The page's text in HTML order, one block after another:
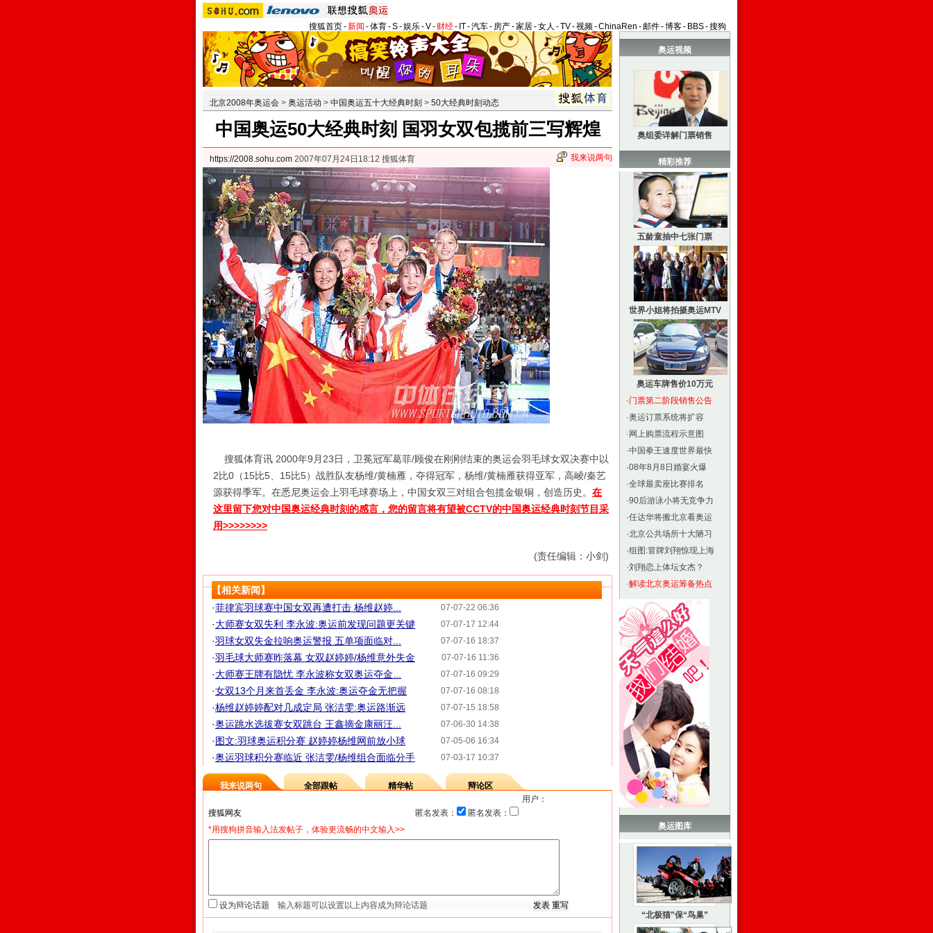
搜狐首页-新闻 -体育-S-娱乐-V- 财经- IT-汽车- 房产-家居-女人 -TV-视频-ChinaRen -邮件-博客- BBS-搜狗
北京2008年奥运会 > 奥运活动 > 中国奥运五十大经典时刻 > 50大经典时刻动态
中国奥运50大经典时刻 国羽女双包揽前三写辉煌
https://2008.sohu.com 2007年07月24日18:12 搜狐体育 我来说两句
搜狐体育讯 2000年9月23日，卫冕冠军葛菲/顾俊在刚刚结束的奥运会羽毛球女双决赛中以
2比0（15比5、15比5）战胜队友杨维/黄楠雁，夺得冠军，杨维/黄楠雁获得亚军，高崚/秦艺
源获得季军。在悉尼奥运会上羽毛球赛场上，中国女双三对组合包揽金银铜，创造历史。 在
这里留下您对中国奥运经典时刻的感言，您的留言将有望被CCTV的中国奥运经典时刻节目采
用>>>>>>>>
(责任编辑：小剑)
【相关新闻】
07-07-22 06:36
·菲律宾羽球赛中国女双再遭打击 杨维赵婷...
07-07-17 12:44
·大师赛女双失利 李永波:奥运前发现问题更关键
07-07-16 18:37
·羽球女双失金拉响奥运警报 五单项面临对...
07-07-16 11:36
·羽毛球大师赛昨落幕 女双赵婷婷/杨维意外失金
07-07-16 09:29
·大师赛王牌有隐忧 李永波称女双奥运夺金...
07-07-16 08:18
·女双13个月来首丢金 李永波:奥运夺金无把握
07-07-15 18:58
·杨维赵婷婷配对几成定局 张洁雯:奥运路渐远
07-06-30 14:38
·奥运跳水选拔赛女双跳台 王鑫摘金康丽汪...
07-05-06 16:34
·图文:羽球奥运积分赛 赵婷婷杨维网前放小球
07-03-17 10:37
·奥运羽球积分赛临近 张洁雯/杨维组合面临分手
我来说两句 全部跟帖 精华帖
辩论区
用户：
匿名发表：
匿名发表：
*用搜狗拼音输入法发帖子，体验更流畅的中文输入>>
设为辩论话题
奥运视频
奥组委详解门票销售
精彩推荐
五龄童抽中七张门票
世界小姐将拍摄奥运MTV
奥运车牌售价10万元
·门票第二阶段销售公告
·奥运订票系统将扩容
· 网上购票流程示意图
·中国拳王速度世界最快
·08年8月8日婚宴火爆
·全球最卖座比赛排名
·90后游泳小将无竞争力
·任达华将搬北京看奥运
·北京公共场所十大陋习
·组图:冒牌刘翔惊现上海
·刘翔恋上体坛女杰？
·解读北京奥运筹备热点
奥运图库
“北极猫”保“鸟巢”